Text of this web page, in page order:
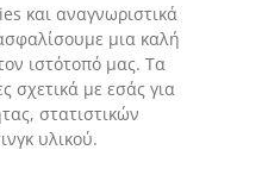
και αναγνωριστικά
μια καλή
ιστότοπό μας. Τα
σχετικά με εσάς για
στατιστικών
υλικού.